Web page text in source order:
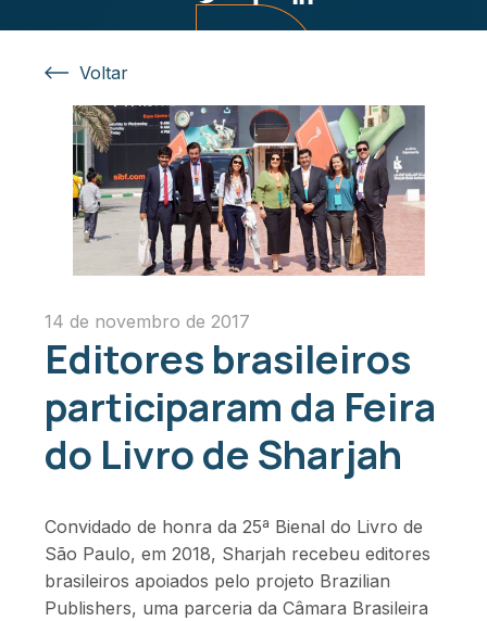
Voltar
14 de novembro de 2017
Editores brasileiros
participaram da Feira
do Livro de Sharjah
Convidado de honra da 25ª Bienal do Livro de
São Paulo, em 2018, Sharjah recebeu editores
brasileiros apoiados pelo projeto Brazilian
Publishers, uma parceria da Câmara Brasileira